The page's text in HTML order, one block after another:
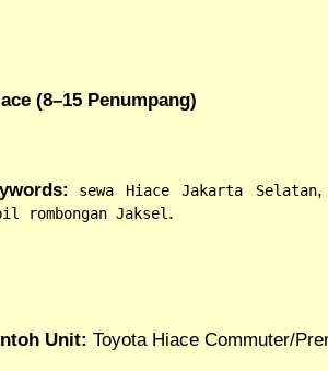
(8–15 Penumpang)
sewa Hiace Jakarta Selatan
rombongan Jaksel.
Unit: Toyota Hiace Commuter/